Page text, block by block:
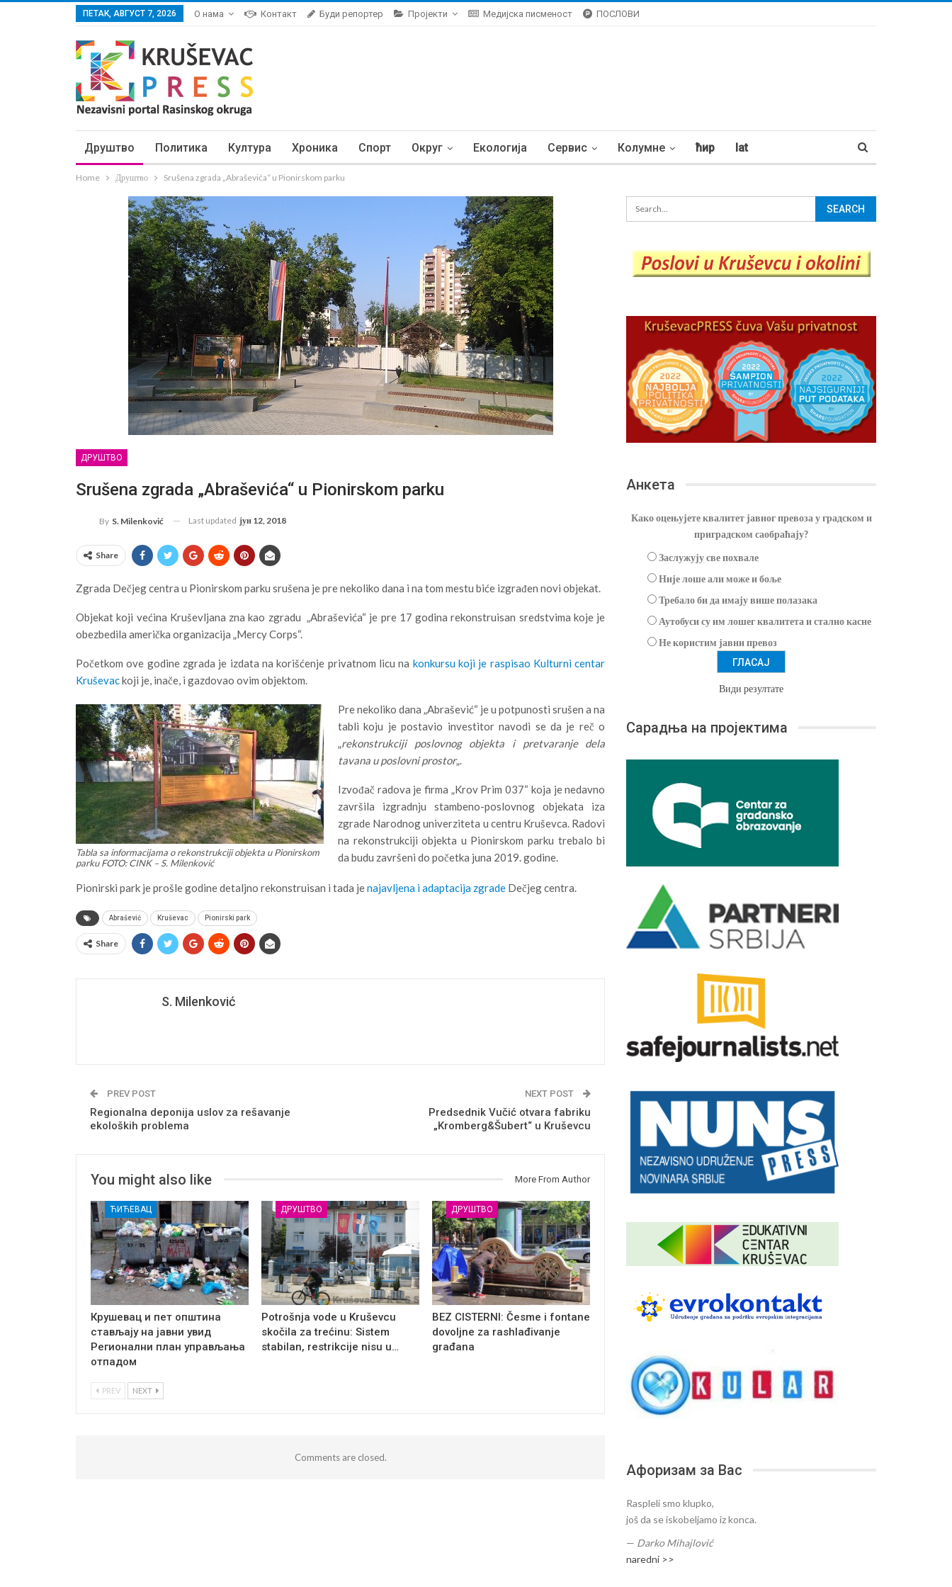
ПЕТАК, АВГУСТ 7, 2026 О нама Контакт Буди репортер Пројекти Медијска писменост ПОСЛОВИ
Друштво Политика Култура Хроника Спорт Округ Екологија Сервис Колумне ћир lat
Home Друштво Srušena zgrada „Abraševića“ u Pionirskom parku
ДРУШТВО
Srušena zgrada „Abraševića“ u Pionirskom parku
By S. Milenković Last updated јун 12, 2018
Share
Zgrada Dečjeg centra u Pionirskom parku srušena je pre nekoliko dana i na tom mestu biće izgrađen novi objekat.
Objekat koji većina Kruševljana zna kao zgradu „Abraševića“ je pre 17 godina rekonstruisan sredstvima koje je
obezbedila američka organizacija „Mercy Corps“.
Početkom ove godine zgrada je izdata na korišćenje privatnom licu na konkursu koji je raspisao Kulturni centar
Kruševackoji je, inače, i gazdovao ovim objektom.
Tabla sa informacijama o rekonstrukciji objekta u Pionirskom
parku FOTO: CINK – S. Milenković
Pre nekoliko dana „Abrašević“ je u potpunosti srušen a na
tabli koju je postavio investitor navodi se da je reč o
„rekonstrukciji poslovnog objekta i pretvaranje dela
tavana u poslovni prostor„.
Izvođač radova je firma „Krov Prim 037“ koja je nedavno
završila izgradnju stambeno-poslovnog objekata iza
zgrade Narodnog univerziteta u centru Kruševca. Radovi
na rekonstrukciji objekta u Pionirskom parku trebalo bi
da budu završeni do početka juna 2019. godine.
Pionirski park je prošle godine detaljno rekonstruisan i tada jenajavljena i adaptacija zgrade Dečjeg centra.
Abrašević Kruševac Pionirski park
Share
S. Milenković
PREV POST
Regionalna deponija uslov za rešavanje
ekoloških problema
NEXT POST
Predsednik Vučić otvara fabriku
„Kromberg&Šubert“ u Kruševcu
You might also like More From Author
ЋИЋЕВАЦ
Крушевац и пет општина
стављају на јавни увид
Регионални план управљања
отпадом
ДРУШТВО
Potrošnja vode u Kruševcu
skočila za trećinu: Sistem
stabilan, restrikcije nisu u…
ДРУШТВО
BEZ CISTERNI: Česme i fontane
dovoljne za rashlađivanje
građana
PREV NEXT
Comments are closed.
Анкета
Како оцењујете квалитет јавног превоза у градском и
приградском саобраћају?
Заслужују све похвале
Није лоше али може и боље
Требало би да имају више полазака
Аутобуси су им лошег квалитета и стално касне
Не користим јавни превоз
Види резултате
Сарадња на пројектима
Афоризам за Вас
Raspleli smo klupko,
još da se iskobeljamo iz konca.
— Darko Mihajlović
naredni >>